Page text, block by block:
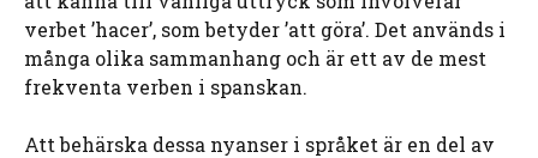
verbet ’hacer’, som betyder ’att göra’. Det används i
många olika sammanhang och är ett av de mest
frekventa verben i spanskan.
Att behärska dessa nyanser i språket är en del av